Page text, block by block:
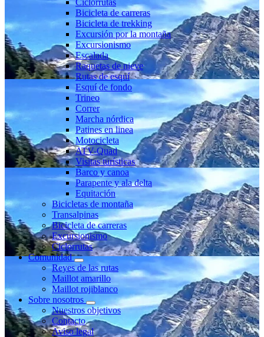
Bicicleta de carreras
Bicicleta de trekking
Excursión por la montaña
Excursionismo
Escalada
Raquetas de nieve
Rutas de esquí
Esquí de fondo
Trineo
Correr
Marcha nórdica
Patines en linea
Motocicleta
ATV-Quad
Visitas turísticas
Barco y canoa
Parapente y ala delta
Equitación
Bicicletas de montaña
Transalpinas
Bicicleta de carreras
Excursionismo
Ciclorrutas
Comunidad
Reyes de las rutas
Maillot amarillo
Maillot rojiblanco
Sobre nosotros
Nuestros objetivos
Contacto
Aviso legal